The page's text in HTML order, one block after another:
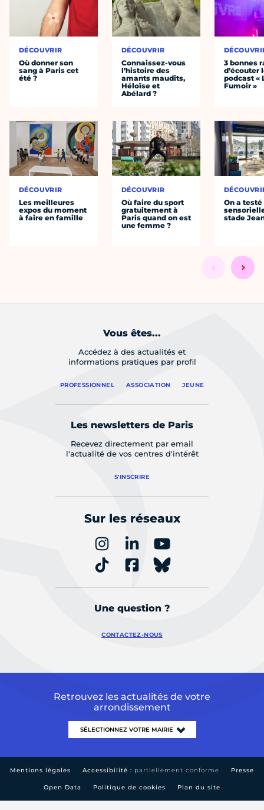
DÉCOUVRIR
Où donner son
sang à Paris cet
été ?
DÉCOUVRIR
Les meilleures
expos du moment
à faire en famille
DÉCOUVRIR
Connaissez-vous
l’histoire des
amants maudits,
Héloïse et
Abélard ?
DÉCOUVRIR
Où faire du sport
gratuitement à
Paris quand on est
une femme ?
3 bonnes
d’écouter
podcast «
Fumoir »
On a
stade
Vous êtes...
Accédez à des actualités et
informations pratiques par profil
PROFESSIONNEL ASSOCIATION JEUNE
Les newsletters de Paris
Recevez directement par email
l'actualité de vos centres d'intérêt
S'INSCRIRE
Sur les réseaux
Une question ?
CONTACTEZ-NOUS
Retrouvez les actualités de votre
arrondissement
Mentions légales Accessibilité : partiellement conforme Presse
Open Data Politique de cookies Plan du site